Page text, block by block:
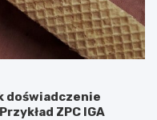
doświadczenie
ZPC IGA